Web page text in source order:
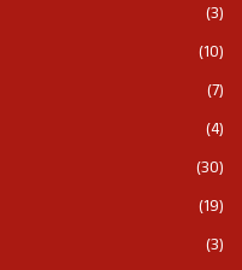
(3)
(10)
(7)
(4)
(30)
(19)
(3)